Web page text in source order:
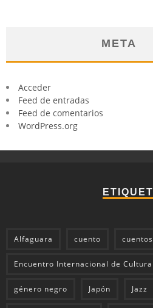
META
Acceder
Feed de entradas
Feed de comentarios
WordPress.org
Alfaguara cuento cuentos
Encuentro Internacional de Cultura
género negro Japón Jazz